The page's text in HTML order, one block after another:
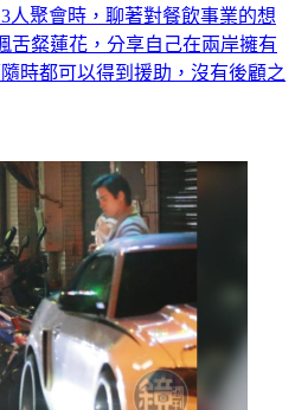
舌粲蓮花，分享自己在兩岸擁有
時都可以得到援助，沒有後顧之